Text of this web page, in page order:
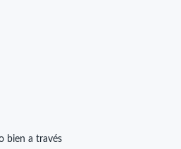
bien a través